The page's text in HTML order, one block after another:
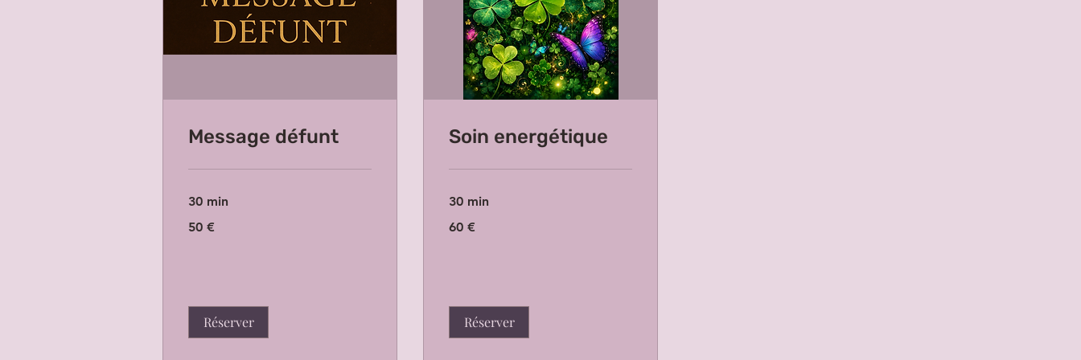
Message défunt
30 min
euros
50 €
Réserver
Soin energétique
30 min
euros
60 €
Réserver